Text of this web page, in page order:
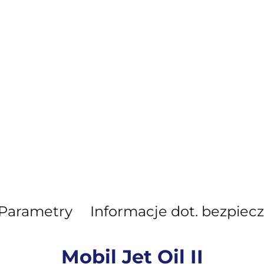
Informacje dot.
Mobil Jet Oil II